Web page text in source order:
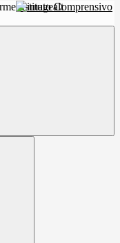
Istituto Comprensivo